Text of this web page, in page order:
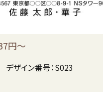
円～
ザイン番号：S023